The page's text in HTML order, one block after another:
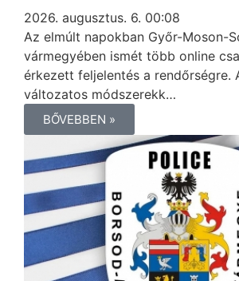
2026. augusztus. 6. 00:08
Az elmúlt napokban Győr-Moson-
vármegyében ismét több online
érkezett feljelentés a rendőrségre.
változatos módszerekk…
BŐVEBBEN »